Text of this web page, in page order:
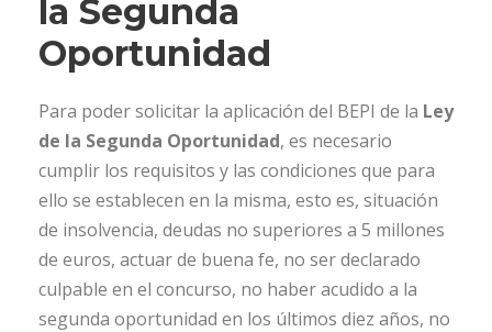
la Segunda
Oportunidad
Para poder solicitar la aplicación del BEPI de la Ley
de la Segunda Oportunidad, es necesario
cumplir los requisitos y las condiciones que para
ello se establecen en la misma, esto es, situación
de insolvencia, deudas no superiores a 5 millones
de euros, actuar de buena fe, no ser declarado
culpable en el concurso, no haber acudido a la
segunda oportunidad en los últimos diez años, no